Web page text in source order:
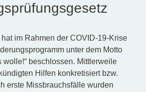
im Rahmen der COVID-19-Krise
unter dem Motto
wolle!“ beschlossen. Mittlerweile
Hilfen konkretisiert bzw.
erste Missbrauchsfälle wurden